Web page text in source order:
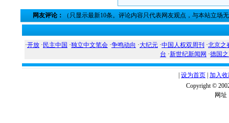
网友评论： （只显示最新10条。评论内容只代表网友观点，与本站立场
·开放 · 民主中国 ·独立中文笔会 ·争鸣动向 ·大纪元 ·中国人权双周刊 ·北京之
台 ·新世纪新闻网 ·德国
设为首页 加入
Copyright ©
网址